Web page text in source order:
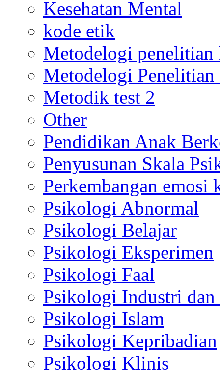
Kesehatan Mental
kode etik
Metodelogi
Metodelogi
Metodik test 2
Other
Pendidikan Anak
Penyusunan Skala
Perkembangan emosi
Psikologi Abnormal
Psikologi Belajar
Psikologi Eksperimen
Psikologi Faal
Psikologi Industri dan
Psikologi Islam
Psikologi Kepribadian
Psikologi Klinis